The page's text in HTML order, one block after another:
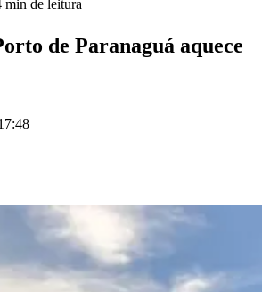
League e mais. Placar em tempo
esportivas.
Entretenimento Completo